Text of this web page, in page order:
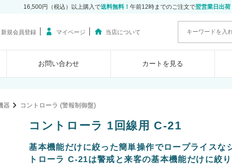
16,500円（税込）以上購入で送料無料！ 午前12時までのご注文で翌営業日出荷
新規会員登録 マイページ 当店について
お問い合わせ カートを見る
器 コントローラ (警報制御盤)
コントローラ 1回線用 C-21
基本機能だけに絞った簡単操作でロープライスな
トローラ C-21は警戒と来客の基本機能だけに絞